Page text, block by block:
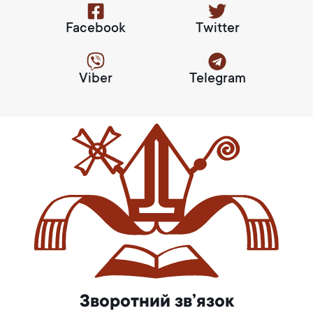
Facebook Twitter
Viber Telegram
Зворотний зв’язок